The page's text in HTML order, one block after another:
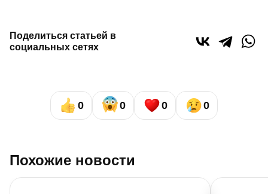
Поделиться статьей в
социальных сетях
0 0 0 0
Похожие новости